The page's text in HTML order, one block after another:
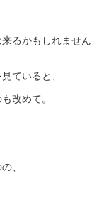
るかもしれません
ていると、
改めて。
、